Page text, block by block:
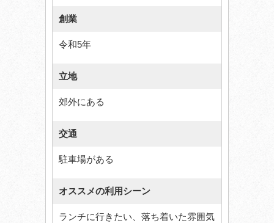
創業
令和5年
立地
郊外にある
交通
駐車場がある
オススメの利用シーン
ランチに行きたい、落ち着いた雰囲気